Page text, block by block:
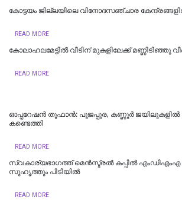
കോട്ടയം ജില്ലയിലെ വിനോദസഞ്ചാര
READ MORE
കോലാഹലമേട്ടിൽ വീടിന് മുകളിലേക്ക് മണ്ണിടിഞ്ഞു
READ MORE
ഓപ്പറേഷൻ തൂഫാൻ: പൂജപ്പുര, കണ്ണൂർ ജയിലുകളിൽ
കണ്ടെത്തി
READ MORE
സ്വകാര്യഭാഗത്ത് മെൻസ്ട്രൽ കപ്പിൽ എംഡിഎംഎ
സുഹൃത്തും പിടിയിൽ
READ MORE